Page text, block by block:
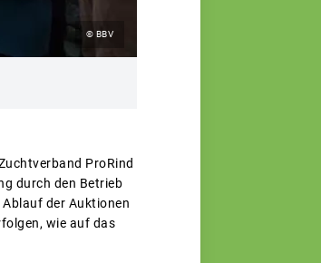
© BBV
ProRind
durch den Betrieb
der Auktionen
wie auf das